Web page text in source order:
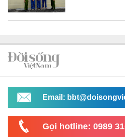
Email:
Gọi hotline: 0989